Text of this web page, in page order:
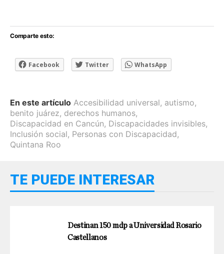
Comparte esto:
Facebook Twitter WhatsApp
En este artículo Accesibilidad universal, autismo,
benito juárez, derechos humanos,
Discapacidad en Cancún, Discapacidades invisibles,
Inclusión social, Personas con Discapacidad,
Quintana Roo
TE PUEDE INTERESAR
Destinan 150 mdp a Universidad Rosario
Castellanos